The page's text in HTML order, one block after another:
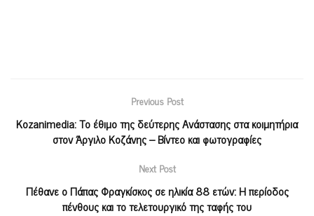
Previous Post
Kozanimedia: Το έθιμο της δεύτερης Ανάστασης στα κοιμητήρια
στον Άργιλο Κοζάνης – Βίντεο και φωτογραφίες
Next Post
Πέθανε ο Πάπας Φραγκίσκος σε ηλικία 88 ετών: Η περίοδος
πένθους και το τελετουργικό της ταφής του